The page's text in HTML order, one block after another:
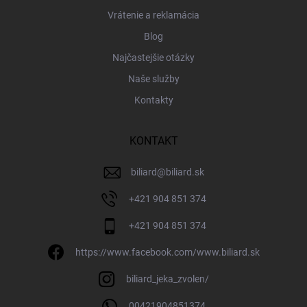
Vrátenie a reklamácia
Blog
Najčastejšie otázky
Naše služby
Kontakty
KONTAKT
biliard@biliard.sk
+421 904 851 374
+421 904 851 374
https://www.facebook.com/www.biliard.sk
biliard_jeka_zvolen/